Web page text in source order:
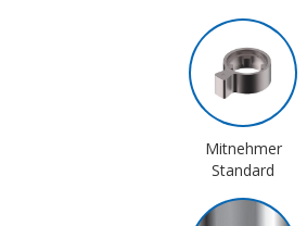
Mitnehmer
Standard